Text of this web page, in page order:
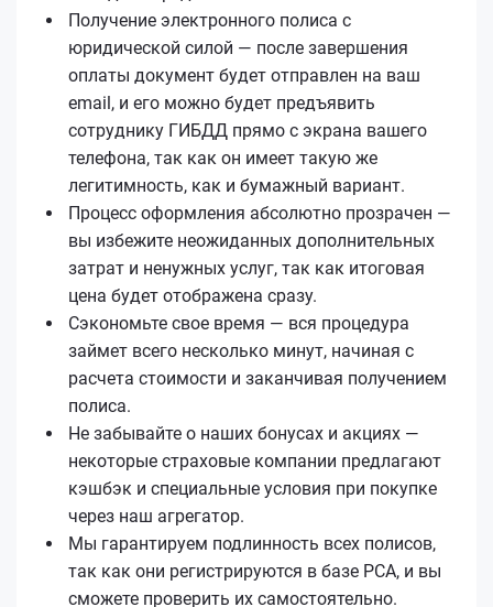
Получение электронного полиса с
юридической силой — после завершения
оплаты документ будет отправлен на ваш
email, и его можно будет предъявить
сотруднику ГИБДД прямо с экрана вашего
телефона, так как он имеет такую же
легитимность, как и бумажный вариант.
Процесс оформления абсолютно прозрачен —
вы избежите неожиданных дополнительных
затрат и ненужных услуг, так как итоговая
цена будет отображена сразу.
Сэкономьте свое время — вся процедура
займет всего несколько минут, начиная с
расчета стоимости и заканчивая получением
полиса.
Не забывайте о наших бонусах и акциях —
некоторые страховые компании предлагают
кэшбэк и специальные условия при покупке
через наш агрегатор.
Мы гарантируем подлинность всех полисов,
так как они регистрируются в базе РСА, и вы
сможете проверить их самостоятельно.